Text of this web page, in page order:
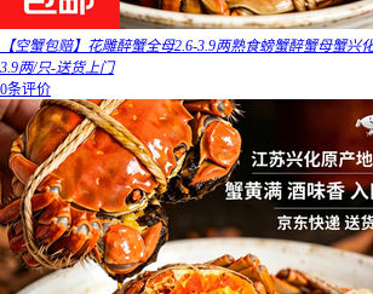
【空蟹包赔】花雕醉蟹全母2.6-3.9两熟食螃蟹醉蟹母蟹兴
3.9两/只-送货上门
0条评价